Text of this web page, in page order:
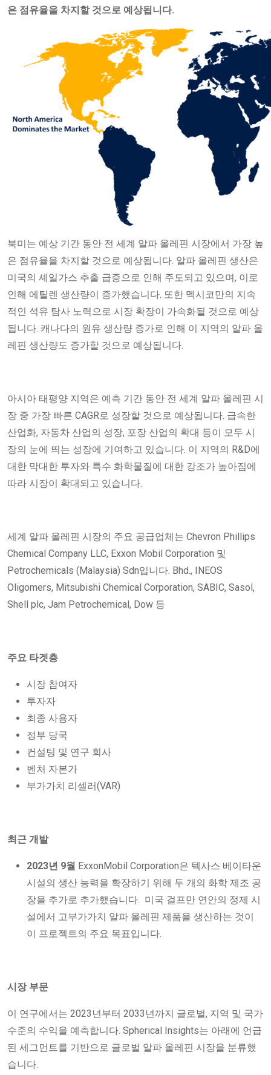
은 점유율을 차지할 것으로 예상됩니다.
북미는 예상 기간 동안 전 세계 알파 올레핀 시장에서 가장 높
은 점유율을 차지할 것으로 예상됩니다. 알파 올레핀 생산은
미국의 셰일가스 추출 급증으로 인해 주도되고 있으며, 이로
인해 에틸렌 생산량이 증가했습니다. 또한 멕시코만의 지속
적인 석유 탐사 노력으로 시장 확장이 가속화될 것으로 예상
됩니다. 캐나다의 원유 생산량 증가로 인해 이 지역의 알파 올
레핀 생산량도 증가할 것으로 예상됩니다.
아시아 태평양 지역은 예측 기간 동안 전 세계 알파 올레핀 시
장 중 가장 빠른 CAGR로 성장할 것으로 예상됩니다. 급속한
산업화, 자동차 산업의 성장, 포장 산업의 확대 등이 모두 시
장의 눈에 띄는 성장에 기여하고 있습니다. 이 지역의 R&D에
대한 막대한 투자와 특수 화학물질에 대한 강조가 높아짐에
따라 시장이 확대되고 있습니다.
세계 알파 올레핀 시장의 주요 공급업체는 Chevron Phillips
Chemical Company LLC, Exxon Mobil Corporation 및
Petrochemicals (Malaysia) Sdn입니다. Bhd., INEOS
Oligomers, Mitsubishi Chemical Corporation, SABIC, Sasol,
Shell plc, Jam Petrochemical, Dow 등
주요 타겟층
시장 참여자
투자자
최종 사용자
정부 당국
컨설팅 및 연구 회사
벤처 자본가
부가가치 리셀러(VAR)
최근 개발
2023년 9월 ExxonMobil Corporation은 텍사스 베이타운
시설의 생산 능력을 확장하기 위해 두 개의 화학 제조 공
장을 추가로 추가했습니다. 미국 걸프만 연안의 정제 시
설에서 고부가가치 알파 올레핀 제품을 생산하는 것이
이 프로젝트의 주요 목표입니다.
시장 부문
이 연구에서는 2023년부터 2033년까지 글로벌, 지역 및 국가
수준의 수익을 예측합니다. Spherical Insights는 아래에 언급
된 세그먼트를 기반으로 글로벌 알파 올레핀 시장을 분류했
습니다.